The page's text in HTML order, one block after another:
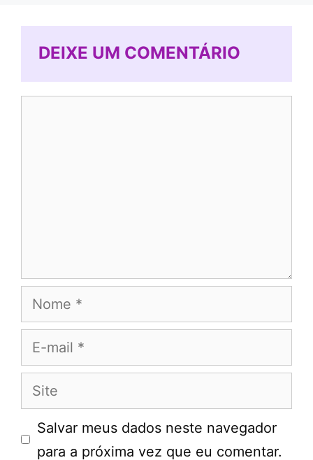
DEIXE UM COMENTÁRIO
Nome
E-
mail
Site
Salvar meus dados neste navegador
para a próxima vez que eu comentar.